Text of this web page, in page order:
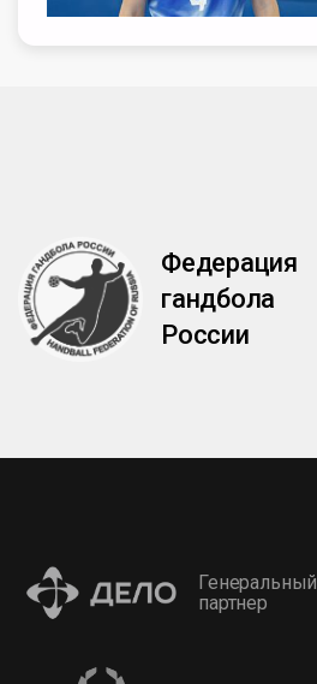
Федерация
гандбола
России
Генеральный
партнер